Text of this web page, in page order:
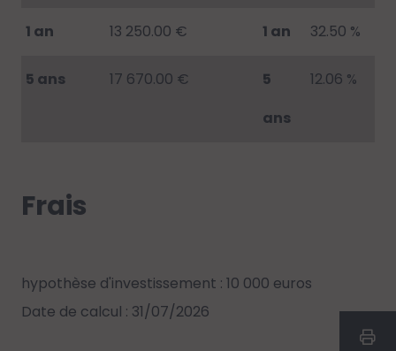
1 an 13 250.00 € 1 an 32.50 %
5 ans 17 670.00 €
5
ans
12.06 %
Frais
hypothèse d'investissement : 10 000 euros
Date de calcul : 31/07/2026